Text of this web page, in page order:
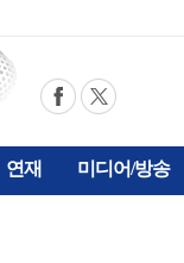
연재 미디어/방송